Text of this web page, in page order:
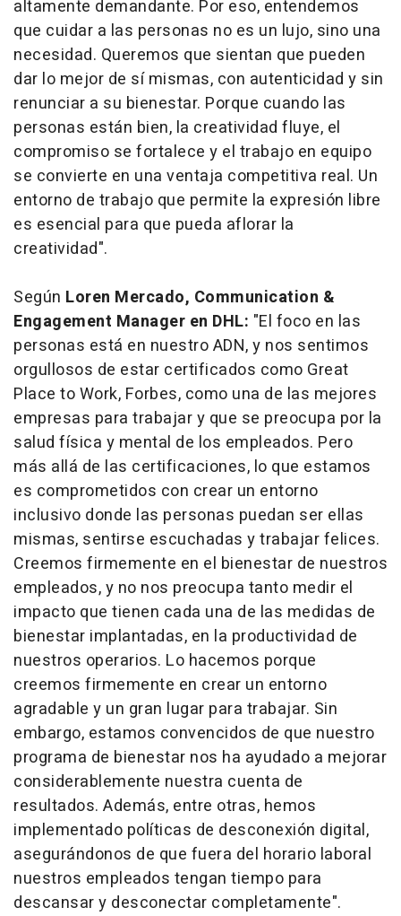
altamente demandante. Por eso, entendemos
que cuidar a las personas no es un lujo, sino una
necesidad. Queremos que sientan que pueden
dar lo mejor de sí mismas, con autenticidad y sin
renunciar a su bienestar. Porque cuando las
personas están bien, la creatividad fluye, el
compromiso se fortalece y el trabajo en equipo
se convierte en una ventaja competitiva real. Un
entorno de trabajo que permite la expresión libre
es esencial para que pueda aflorar la
creatividad".
Según Loren Mercado, Communication &
Engagement Manager en DHL: "El foco en las
personas está en nuestro ADN, y nos sentimos
orgullosos de estar certificados como Great
Place to Work, Forbes, como una de las mejores
empresas para trabajar y que se preocupa por la
salud física y mental de los empleados. Pero
más allá de las certificaciones, lo que estamos
es comprometidos con crear un entorno
inclusivo donde las personas puedan ser ellas
mismas, sentirse escuchadas y trabajar felices.
Creemos firmemente en el bienestar de nuestros
empleados, y no nos preocupa tanto medir el
impacto que tienen cada una de las medidas de
bienestar implantadas, en la productividad de
nuestros operarios. Lo hacemos porque
creemos firmemente en crear un entorno
agradable y un gran lugar para trabajar. Sin
embargo, estamos convencidos de que nuestro
programa de bienestar nos ha ayudado a mejorar
considerablemente nuestra cuenta de
resultados. Además, entre otras, hemos
implementado políticas de desconexión digital,
asegurándonos de que fuera del horario laboral
nuestros empleados tengan tiempo para
descansar y desconectar completamente".